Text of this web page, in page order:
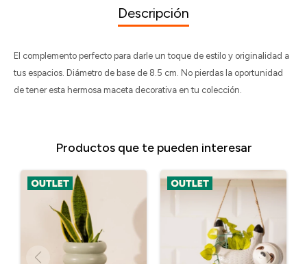
Descripción
El complemento perfecto para darle un toque de estilo y originalidad a
tus espacios. Diámetro de base de 8.5 cm. No pierdas la oportunidad
de tener esta hermosa maceta decorativa en tu colección.
Productos que te pueden interesar